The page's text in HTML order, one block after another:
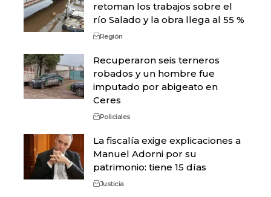
retoman los trabajos sobre el
río Salado y la obra llega al 55 %
Región
Recuperaron seis terneros
robados y un hombre fue
imputado por abigeato en
Ceres
Policiales
La fiscalía exige explicaciones a
Manuel Adorni por su
patrimonio: tiene 15 días
Justicia